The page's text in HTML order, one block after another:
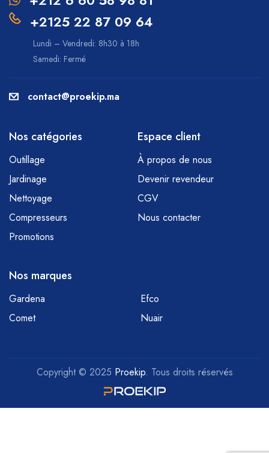
+2125 22 87 09 64
Lundi – Vendredi: 8h30 à 18h
Samedi: Fermé
contact@proekip.ma
Nos catégories
Outillage
Jardinage
Nettoyage
Compresseurs
Promotions
Espace client
À propos de nous
Devenir revendeur
CGV
Nous contacter
Nos marques
Gardena
Efco
Comet
Nuair
Copyright © 2025 Proekip. Tous droits réservés